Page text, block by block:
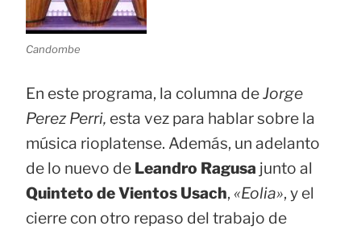
Candombe
En este programa, la columna deJorge
Perez Perri, esta vez para hablar sobre la
música rioplatense. Además, un adelanto
de lo nuevo de Leandro Ragusa junto al
Quinteto de Vientos Usach, «Eolia», y el
cierre con otro repaso del trabajo de